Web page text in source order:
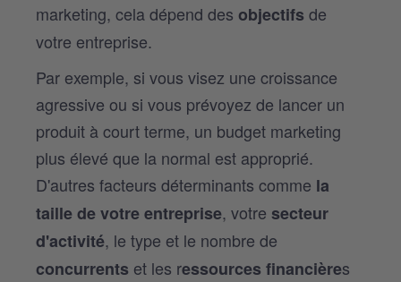
marketing, cela dépend des objectifs de
votre entreprise.
Par exemple, si vous visez une croissance
agressive ou si vous prévoyez de lancer un
produit à court terme, un budget marketing
plus élevé que la normal est approprié.
D'autres facteurs déterminants comme la
taille de votre entreprise, votre secteur
d'activité, le type et le nombre de
concurrents et les ressources financières